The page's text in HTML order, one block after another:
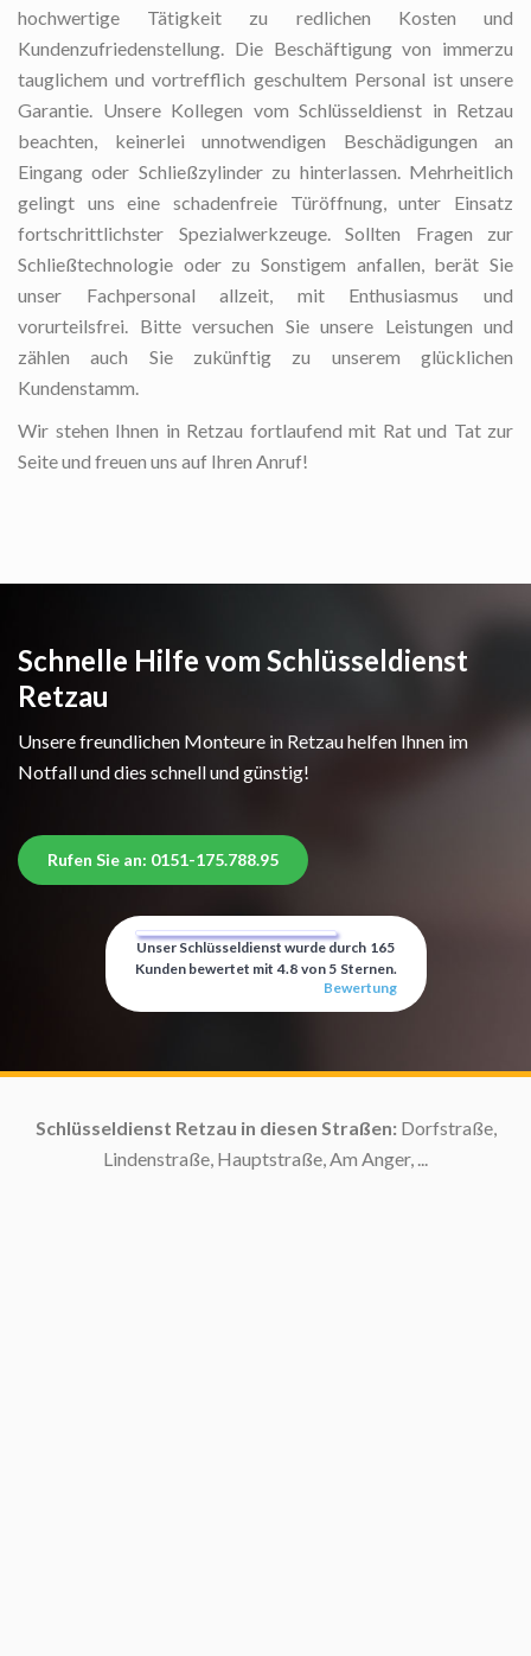
hochwertige Tätigkeit zu redlichen Kosten und
Kundenzufriedenstellung. Die Beschäftigung von immerzu
tauglichem und vortrefflich geschultem Personal ist unsere
Garantie. Unsere Kollegen vom Schlüsseldienst in Retzau
beachten, keinerlei unnotwendigen Beschädigungen an
Eingang oder Schließzylinder zu hinterlassen. Mehrheitlich
gelingt uns eine schadenfreie Türöffnung, unter Einsatz
fortschrittlichster Spezialwerkzeuge. Sollten Fragen zur
Schließtechnologie oder zu Sonstigem anfallen, berät Sie
unser Fachpersonal allzeit, mit Enthusiasmus und
vorurteilsfrei. Bitte versuchen Sie unsere Leistungen und
zählen auch Sie zukünftig zu unserem glücklichen
Kundenstamm.
Wir stehen Ihnen in Retzau fortlaufend mit Rat und Tat zur
Seite und freuen uns auf Ihren Anruf!
Schnelle Hilfe vom Schlüsseldienst
Retzau
Unsere freundlichen Monteure in Retzau helfen Ihnen im
Notfall und dies schnell und günstig!
Rufen Sie an: 0151-175.788.95
Unser Schlüsseldienst wurde durch 165
Kunden bewertet mit 4.8 von 5 Sternen.
Bewertung
Schlüsseldienst Retzau in diesen Straßen:Dorfstraße,
Lindenstraße, Hauptstraße, Am Anger, ...